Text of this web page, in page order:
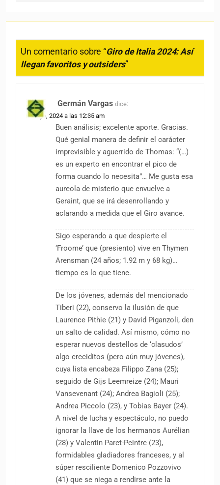
Un comentario sobre “Giro de Italia 2024: Así
llegan favoritos y outsiders”
Germán Vargas dice:
3 mayo, 2024 a las 12:35 am
Buen análisis; excelente aporte. Gracias.
Qué genial manera de definir el carácter
imprevisible y aguerrido de Thomas: “(…)
es un experto en encontrar el pico de
forma cuando lo necesita”… Me gusta esa
aureola de misterio que envuelve a
Geraint, que se irá desenrollando y
aclarando a medida que el Giro avance.
Sigo esperando a que despierte el
‘Froome’ que (presiento) vive en Thymen
Arensman (24 años; 1.92 m y 68 kg)…
tiempo es lo que tiene.
De los jóvenes, además del mencionado
Tiberi (22), conservo la ilusión de que
Laurence Pithie (21) y David Piganzoli, den
un salto de calidad. Así mismo, cómo no
esperar nuevos destellos de ‘clasudos’
algo creciditos (pero aún muy jóvenes),
cuya lista encabeza Filippo Zana (25);
seguido de Gijs Leemreize (24); Mauri
Vansevenant (24); Andrea Bagioli (25);
Andrea Piccolo (23), y Tobias Bayer (24).
A nivel de lucha y espectáculo, no puedo
ignorar la llave de los hermanos Aurélian
(28) y Valentin Paret-Peintre (23),
formidables gladiadores franceses, y al
súper resciliente Domenico Pozzovivo
(41) que se niega a rendirse ante la